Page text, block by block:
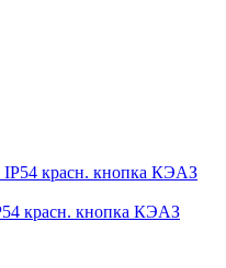
красн. кнопка КЭАЗ